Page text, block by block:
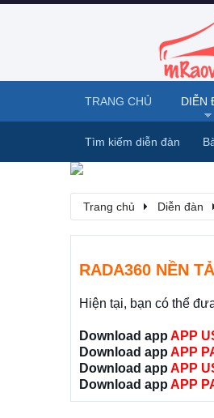
Trang chủ Diễn đàn
RADA360 NỀN
Hiện tại, bạn có thể
Download app APP
Download app APP
Download app APP
Download app APP
TRANG CHỦ DIỄN
Tìm kiếm diễn đàn